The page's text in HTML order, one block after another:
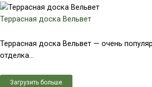
Террасная доска Вельвет
Террасная доска Вельвет — очень
отделка...
Загрузить больше